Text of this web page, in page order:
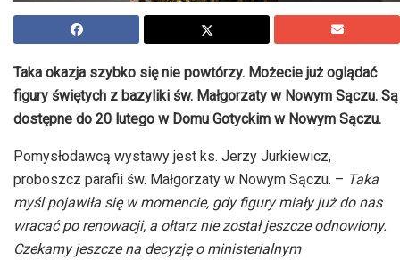
Taka okazja szybko się nie powtórzy. Możecie już oglądać
figury świętych z bazyliki św. Małgorzaty w Nowym Sączu. Są
dostępne do 20 lutego w Domu Gotyckim w Nowym Sączu.
Pomysłodawcą wystawy jest ks. Jerzy Jurkiewicz,
proboszcz parafii św. Małgorzaty w Nowym Sączu. – Taka
myśl pojawiła się w momencie, gdy figury miały już do nas
wracać po renowacji, a ołtarz nie został jeszcze odnowiony.
Czekamy jeszcze na decyzję o ministerialnym